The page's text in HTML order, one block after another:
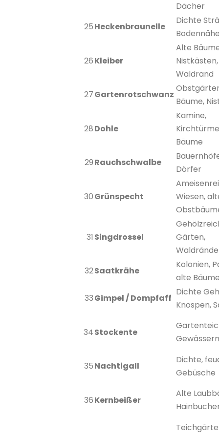
Dächer
25Heckenbraunelle
Dichte
26Kleiber
Alte
Nistkästen,
Waldrand
27Gartenrotschwanz
Bäume,
28Dohle
Kamine,
Bäume
29Rauchschwalbe
Dörfer
30Grünspecht
Wiesen,
31 Singdrossel
Gärten,
32Saatkrähe
Kolonien,
alte
33Gimpel / Dompfaff
Dichte
Knospen,
34Stockente
35Nachtigall
Dichte,
Gebüsche
36Kernbeißer
Alte